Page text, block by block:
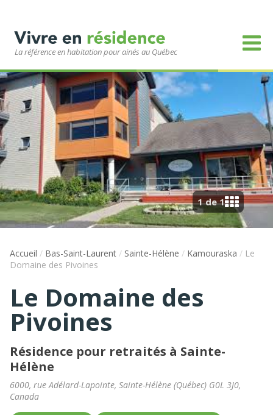
La référence en habitation pour ainés au Québec
1 de 1
Accueil / Bas-Saint-Laurent / Sainte-Hélène / Kamouraska / Le
Domaine des Pivoines
Le Domaine des
Pivoines
Résidence pour retraités à Sainte-
Hélène
6000, rue Adélard-Lapointe, Sainte-Hélène (Québec) G0L 3J0,
Canada